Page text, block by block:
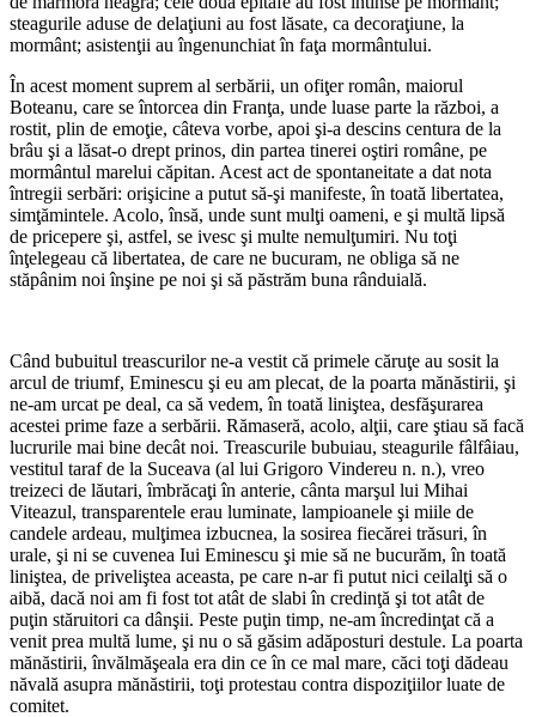
steagurile aduse de delaţiuni au fost lăsate, ca decoraţiune, la
mormânt; asistenţii au îngenunchiat în faţa mormântului.
În acest moment suprem al serbării, un ofiţer român, maiorul
Boteanu, care se întorcea din Franţa, unde luase parte la război, a
rostit, plin de emoţie, câteva vorbe, apoi şi-a descins centura de la
brâu şi a lăsat-o drept prinos, din partea tinerei oştiri române, pe
mormântul marelui căpitan. Acest act de spontaneitate a dat nota
întregii serbări: orişicine a putut să-şi manifeste, în toată libertatea,
simţămintele. Acolo, însă, unde sunt mulţi oameni, e şi multă lipsă
de pricepere şi, astfel, se ivesc şi multe nemulţumiri. Nu toţi
înţelegeau că libertatea, de care ne bucuram, ne obliga să ne
stăpânim noi înşine pe noi şi să păstrăm buna rânduială.
Când bubuitul treascurilor ne-a vestit că primele căruţe au sosit la
arcul de triumf, Eminescu şi eu am plecat, de la poarta mănăstirii, şi
ne-am urcat pe deal, ca să vedem, în toată liniştea, desfăşurarea
acestei prime faze a serbării. Rămaseră, acolo, alţii, care ştiau să facă
lucrurile mai bine decât noi. Treascurile bubuiau, steagurile fâlfâiau,
vestitul taraf de la Suceava (al lui Grigoro Vindereu n. n.), vreo
treizeci de lăutari, îmbrăcaţi în anterie, cânta marşul lui Mihai
Viteazul, transparentele erau luminate, lampioanele şi miile de
candele ardeau, mul­ţimea izbucnea, la sosirea fiecărei trăsuri, în
urale, şi ni se cuvenea Iui Eminescu şi mie să ne bucurăm, în toată
liniştea, de priveliştea aceasta, pe care n-ar fi putut nici ceilalţi să o
aibă, dacă noi am fi fost tot atât de slabi în credinţă şi tot atât de
puţin stăruitori ca dânşii. Peste puţin timp, ne-am încredinţat că a
venit prea multă lume, şi nu o să găsim adăposturi destule. La poarta
mănăstirii, învălmăşeala era din ce în ce mal mare, căci toţi dădeau
năvală asupra mănăstirii, toţi protestau contra dispoziţiilor luate de
comitet.